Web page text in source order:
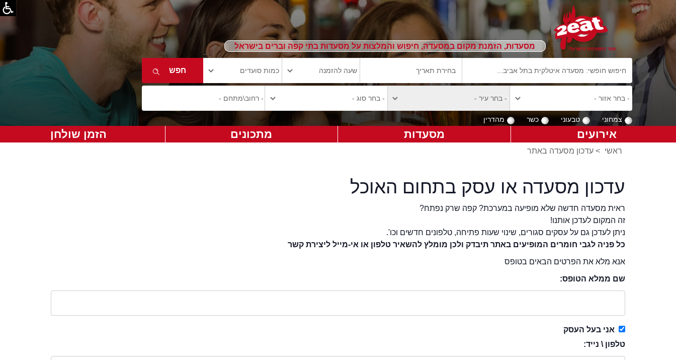
מסעדות, הזמנת מקום במסעדה, חיפוש והמלצות על מסעדות בתי קפה וברים בישראל
צמחוני טבעוני כשר מהדרין
אירועים מסעדות מתכונים הזמן שולחן
ראשי > עדכון מסעדה באתר
עדכון מסעדה או עסק בתחום האוכל
ראית מסעדה חדשה שלא מופיעה במערכת? קפה שרק נפתח?
זה המקום לעדכן אותנו!
ניתן לעדכן גם על עסקים סגורים, שינוי שעות פתיחה, טלפונים חדשים וכו'.
כל פניה לגבי חומרים המופיעים באתר תיבדק ולכן מומלץ להשאיר טלפון או אי-מייל ליצירת קשר
אנא מלא את הפרטים הבאים בטופס
שם ממלא הטופס:
אני בעל העסק
טלפון \ נייד: